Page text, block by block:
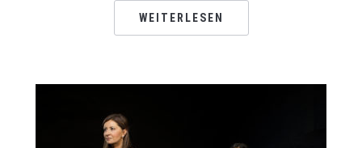
WEITERLESEN